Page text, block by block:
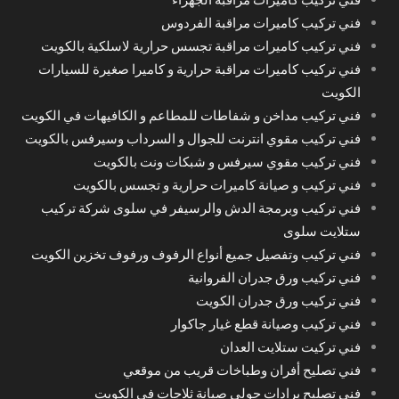
فني تركيب كاميرات مراقبة الفردوس
فني تركيب كاميرات مراقبة تجسس حرارية لاسلكية بالكويت
فني تركيب كاميرات مراقبة حرارية و كاميرا صغيرة للسيارات
الكويت
فني تركيب مداخن و شفاطات للمطاعم و الكافيهات في الكويت
فني تركيب مقوي انترنت للجوال و السرداب وسيرفس بالكويت
فني تركيب مقوي سيرفس و شبكات ونت بالكويت
فني تركيب و صيانة كاميرات حرارية و تجسس بالكويت
فني تركيب وبرمجة الدش والرسيفر في سلوى شركة تركيب
ستلايت سلوى
فني تركيب وتفصيل جميع أنواع الرفوف ورفوف تخزين الكويت
فني تركيب ورق جدران الفروانية
فني تركيب ورق جدران الكويت
فني تركيب وصيانة قطع غيار جاكوار
فني تركيت ستلايت العدان
فني تصليح أفران وطباخات قريب من موقعي
فني تصليح برادات حولي صيانة ثلاجات في الكويت